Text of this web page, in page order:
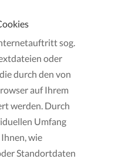
sog.
oder
durch den von
auf Ihrem
werden. Durch
Umfang
wie
Standortdaten